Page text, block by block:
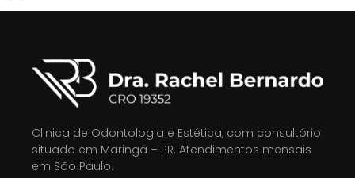
Clinica de Odontologia e Estética, com consultório
situado em Maringá – PR. Atendimentos mensais
em São Paulo.